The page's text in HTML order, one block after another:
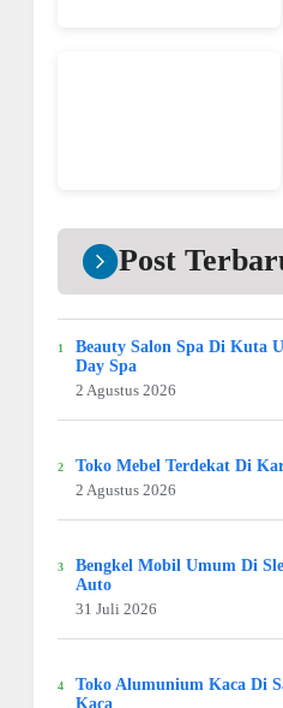
Post
Beauty Salon Spa Di Kuta
Day Spa
2 Agustus 2026
Toko Mebel Terdekat Di
2 Agustus 2026
Bengkel Mobil Umum Di
Auto
31 Juli 2026
Toko Alumunium Kaca Di
Kaca